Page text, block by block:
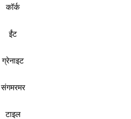
कॉर्क
ईंट
ग्रेनाइट
संगमरमर
टाइल